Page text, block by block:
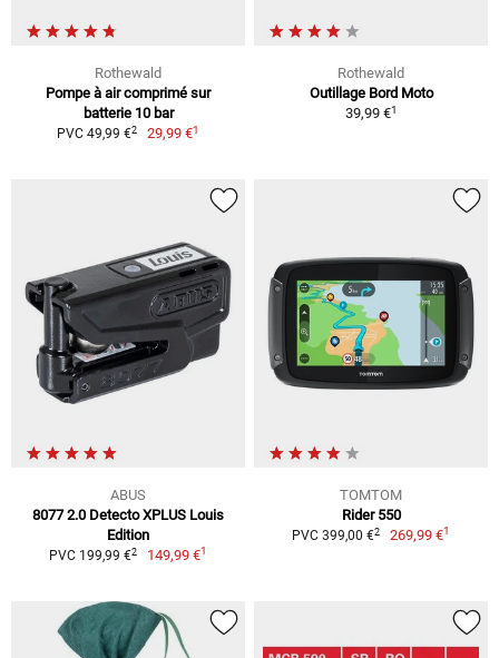
Rothewald
Pompe à air comprimé sur
batterie 10 bar
PVC 49,99 €2 29,99 €1
Rothewald
Outillage Bord Moto
39,99 €1
ABUS
8077 2.0 Detecto XPLUS Louis
Edition
PVC 199,99 €2 149,99 €1
TOMTOM
Rider 550
PVC 399,00 €2 269,99 €1